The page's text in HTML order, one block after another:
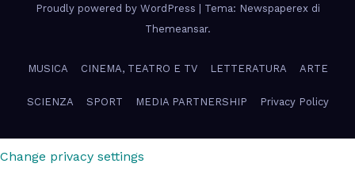
Proudly powered by WordPress | Tema: Newspaperex di
Themeansar.
MUSICA CINEMA, TEATRO E TV LETTERATURA ARTE
SCIENZA SPORT MEDIA PARTNERSHIP Privacy Policy
Change privacy settings